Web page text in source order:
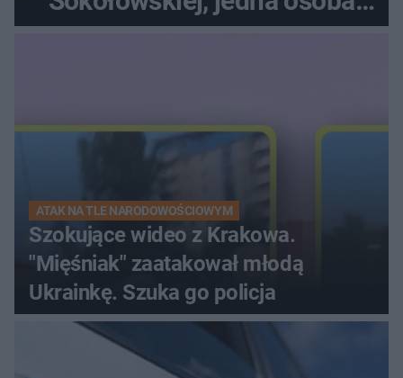
ranna!
ATAK NA TLE NARODOWOŚCIOWYM
Szokujące wideo z Krakowa.
"Mięśniak" zaatakował młodą
Ukrainkę. Szuka go policja